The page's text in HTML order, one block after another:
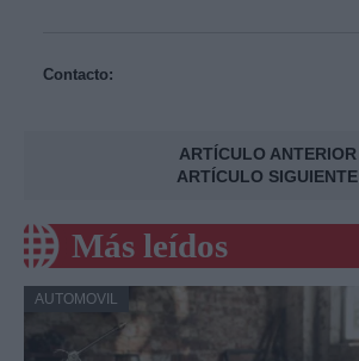
Contacto:
ARTÍCULO ANTERIOR
ARTÍCULO SIGUIENTE
Más leídos
AUTOMOVIL